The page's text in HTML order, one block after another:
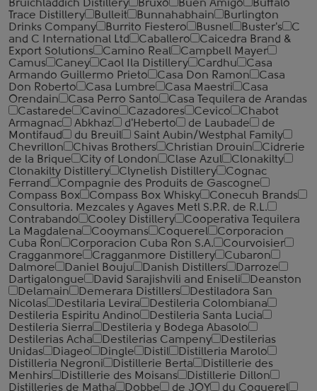
Bruichladdich Distillery
Bruxo Buen Amigo
Buffalo
Trace Distillery
Bulleit Bunnahabhain
Burlington
Drinks Company
Burrito Fiestero Busnel Buster's
C
and C International Ltd
Caballero
Caicedra Brand &
Export Solutions
Camino Real
Campbell Mayer
Camus
Caney Caol Ila Distillery Cardhu
Casa
Armando Guillermo Prieto
Casa Don Ramon
Casa
Don Roberto
Casa Lumbre Casa Maestri
Casa
Orendain
Casa Perro Santo
Casa Tequilera de Arandas
Castarede
Cavino Cazadores Cevico
Chabot
Armagnac
Abkhaz d'Heberto de Laubade
de
Montifaud
du Breuil
Saint Aubin/Westphal Family
Chevrillon
Chivas Brothers Christian Drouin
Cidrerie
de la Brique
City of London Clase Azul
Clonakilty
Clonakilty Distillery
Clynelish Distillery
Cognac
Ferrand
Compagnie des Produits de Gascogne
Compass Box
Compass Box Whisky
Conecuh Brands
Consultoria. Mezcales y Agaves Metl S.P.R. de R.L.
Contrabando
Cooley Distillery
Cooperativa Tequilera
La Magdalena
Cooymans Coquerel
Corporacion
Cuba Ron
Corporacion Cuba Ron S.A.
Courvoisier
Cragganmore
Cragganmore Distillery
Cubaron
Dalmore
Daniel Bouju Danish Distillers
Darroze
Dartigalongue
David Sarajishvili and Eniseli
Deanston
Delamain
Demerara Distillers
Destiladora San
Nicolas
Destilaria Levira
Destileria Colombiana
Destileria Espiritu Andino
Destileria Santa Lucia
Destileria Sierra
Destileria y Bodega Abasolo
Destilerias Acha
Destilerias Campeny
Destilerias
Unidas
Diageo Dingle Distil
Distilleria Marolo
Distilleria Negroni
Distillerie Berta
Distillerie des
Menhirs
Distillerie des Moisans
Distillerie Dillon
Distilleries de Matha
Dobbe de JOY
du Coquerel